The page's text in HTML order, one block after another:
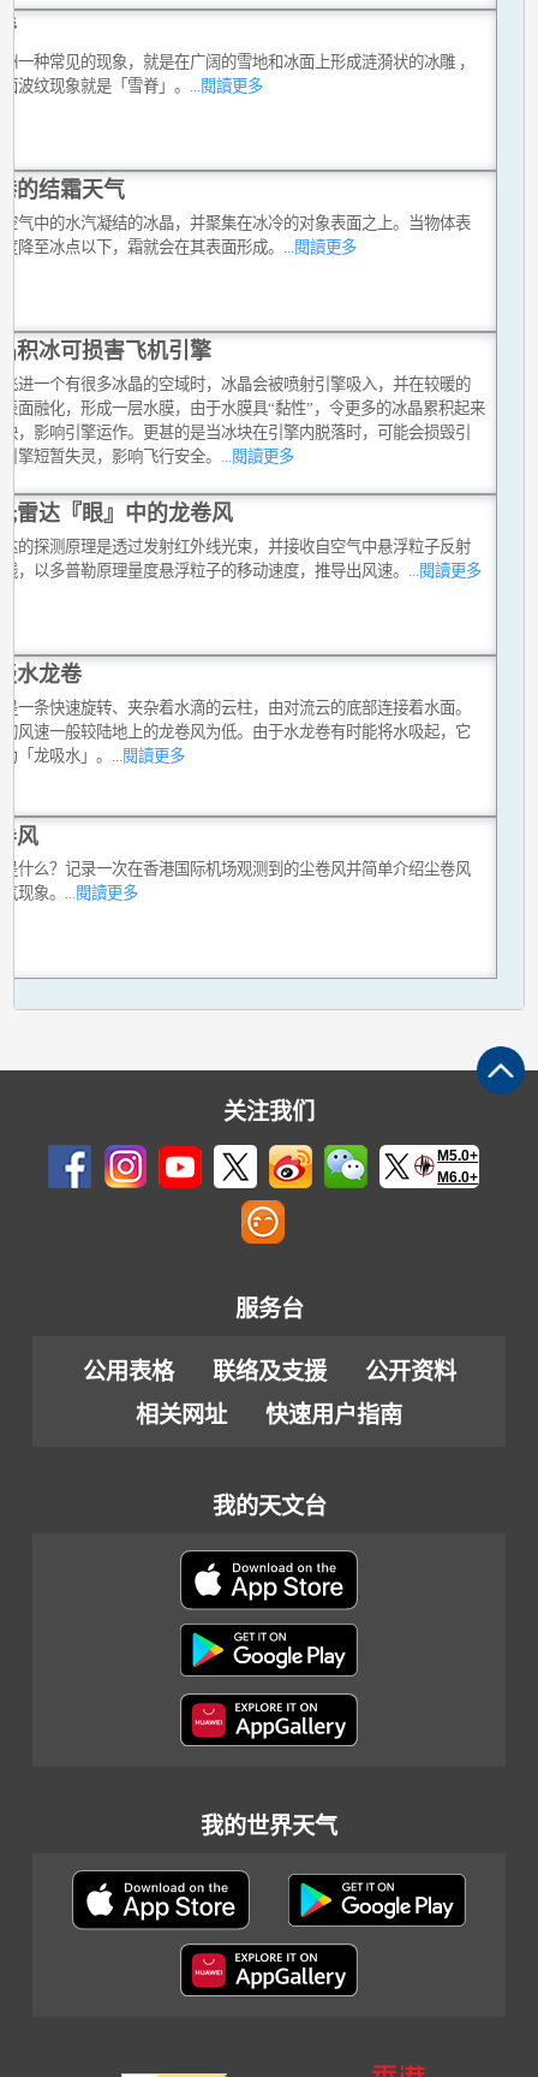
一种常见的现象，就是在广阔的雪地和冰面上形成涟漪状的冰雕 ，
波纹现象就是「雪脊」。
...閱讀更多
的结霜天气
气中的水汽凝结的冰晶，并聚集在冰冷的对象表面之上。当物体表
降至冰点以下，霜就会在其表面形成。
...閱讀更多
积冰可损害飞机引擎
进一个有很多冰晶的空域时，冰晶会被喷射引擎吸入，并在较暖的
面融化，形成一层水膜，由于水膜具“黏性”，令更多的冰晶累积起来
，影响引擎运作。更甚的是当冰块在引擎内脱落时，可能会损毁引
擎短暂失灵，影响飞行安全。 ...閱讀更多
雷达『眼』中的龙卷风
的探测原理是透过发射红外线光束，并接收自空气中悬浮粒子反射
，以多普勒原理量度悬浮粒子的移动速度，推导出风速。
...閱讀更多
水龙卷
一条快速旋转、夹杂着水滴的云柱，由对流云的底部连接着水面。
风速一般较陆地上的龙卷风为低。由于水龙卷有时能将水吸起，它
「龙吸水」。 ...閱讀更多
风
什么？记录一次在香港国际机场观测到的尘卷风并简单介绍尘卷风
现象。 ...閱讀更多
关注我们
M5.0+
M6.0+
服务台
公用表格 联络及支援
公开资料
相关网址
快速用户指南
我的天文台
我的世界天气